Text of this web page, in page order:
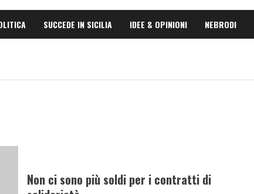
SUCCEDE IN SICILIA IDEE & OPINIONI NEBRODI
Non ci sono più soldi per i contratti di